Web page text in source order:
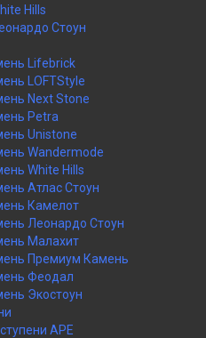
Hills
Стоун
Lifebrick
LOFTStyle
Next Stone
Petra
Unistone
Wandermode
White Hills
Атлас Стоун
Камелот
Леонардо Стоун
Малахит
Премиум Камень
Феодал
Экостоун
APE